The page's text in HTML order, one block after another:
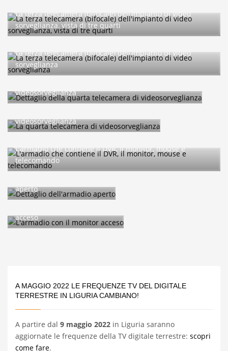
La terza telecamera (bifocale) dell’impianto di video
sorveglianza, vista di tre quarti
La terza telecamera (bifocale) dell’impianto di video
sorveglianza
videosorveglianza
videosorveglianza
L’armadio che contiene il DVR, il monitor, mouse e
telecomando
aperto
acceso
A MAGGIO 2022 LE FREQUENZE TV DEL DIGITALE
TERRESTRE IN LIGURIA CAMBIANO!
A partire dal 9 maggio 2022 in Liguria saranno
aggiornate le frequenze della TV digitale terrestre: scopri
come fare.